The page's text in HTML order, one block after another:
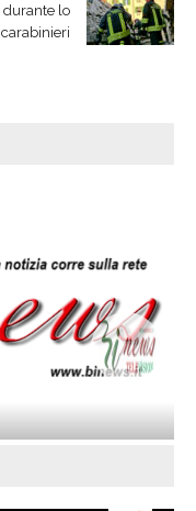
durante lo